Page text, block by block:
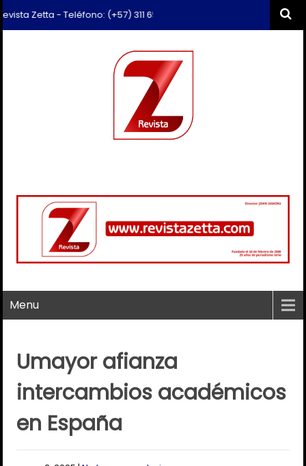
- Teléfono: (+57) 311 659 6374 - Correo:
Menu
Umayor afianza
intercambios académicos
en España